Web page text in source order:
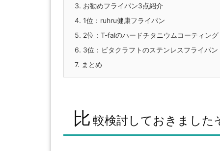
3. お勧めフライパン3点紹介
4. 1位：ruhru健康フライパン
5. 2位：T-falのハードチタニウムコーティング
6. 3位：ビタクラフトのステンレスフライパン
7. まとめ
比 較検討しておきました